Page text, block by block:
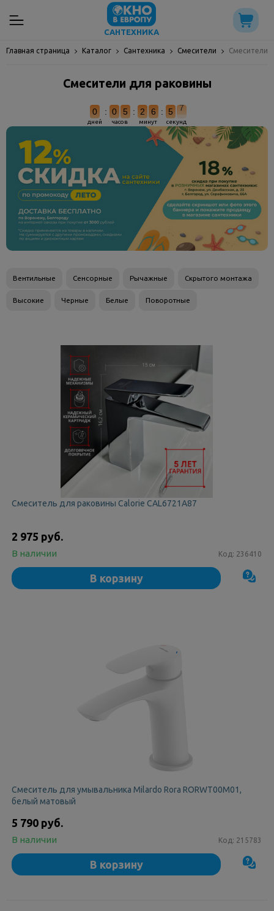
САНТЕХНИКА
Главная страница Каталог Сантехника Смесители Смесители
Смесители для раковины
0
дней
: 0 5
часов
: 2 6
минут
:
5
7
6
секунд
Вентильные Сенсорные Рычажные Скрытого монтажа
Высокие Черные Белые Поворотные
Смеситель для раковины Calorie CAL6721A87
2 975 руб.
В наличии Код: 236410
В корзину
Смеситель для умывальника Milardo Rora RORWT00M01,
белый матовый
5 790 руб.
В наличии Код: 215783
В корзину